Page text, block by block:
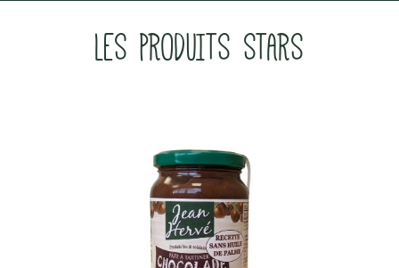
LES PRODUITS STARS